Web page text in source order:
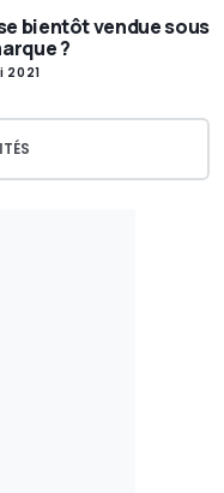
bientôt vendue sous
?
2021